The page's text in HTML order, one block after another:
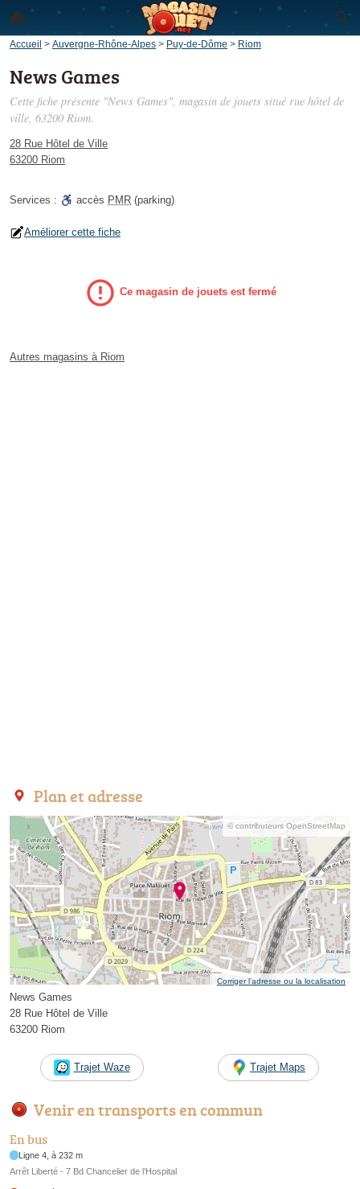
Accueil > Auvergne-Rhône-Alpes > Puy-de-Dôme > Riom
News Games
Cette fiche présente "News Games", magasin de jouets situé rue hôtel de
ville, 63200 Riom.
28 Rue Hôtel de Ville
63200 Riom
Services : accès PMR (parking)
Améliorer cette fiche
Ce magasin de jouets est fermé
Autres magasins à Riom
Plan et adresse
© contributeurs OpenStreetMap
Corriger l’adresse ou la localisation
News Games
28 Rue Hôtel de Ville
63200 Riom
Trajet Waze Trajet Maps
Venir en transports en commun
En bus
Ligne 4, à 232 m
Arrêt Liberté - 7 Bd Chancelier de l’Hospital